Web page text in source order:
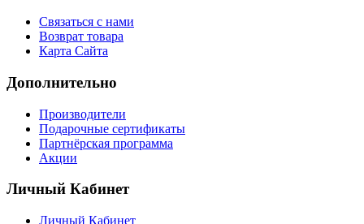
Связаться с нами
Возврат товара
Карта Сайта
Дополнительно
Производители
Подарочные сертификаты
Партнёрская программа
Акции
Личный Кабинет
Личный Кабинет